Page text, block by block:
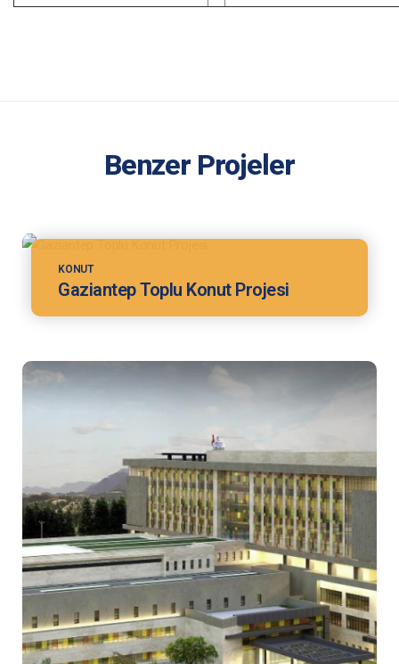
Benzer Projeler
KONUT
Gaziantep Toplu Konut Projesi